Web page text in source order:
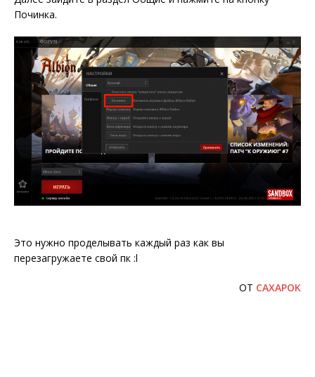
Починка.
Это нужно проделывать каждый раз как вы
перезагружаете свой пк :l
OT CAXAPOK